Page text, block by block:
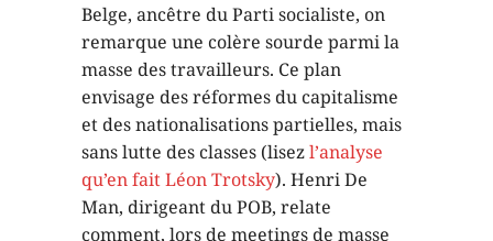
Belge, ancêtre du Parti socialiste, on
remarque une colère sourde parmi la
masse des travailleurs. Ce plan
envisage des réformes du capitalisme
et des nationalisations partielles, mais
sans lutte des classes (lisezl’analyse
qu’en fait Léon Trotsky). Henri De
Man, dirigeant du POB, relate
comment, lors de meetings de masse